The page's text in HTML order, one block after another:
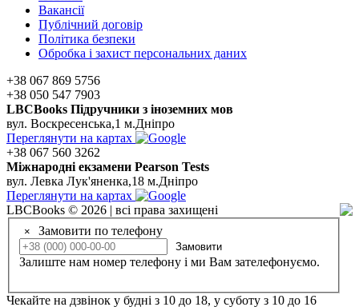
Вакансії
Публічний договір
Політика безпеки
Обробка і захист персональних даних
+38 067 869 5756
+38 050 547 7903
LBCBooks Підручники з іноземних мов
вул. Воскресенська,1 м.Дніпро
Переглянути на картах
+38 067 560 3262
Мiжнароднi екзамени Pearson Tests
вул. Левка Лук'яненка,18 м.Дніпро
Переглянути на картах
LBCBooks © 2026 | всі права захищені
× Замовити по телефону
Замовити
Залиште нам номер телефону і ми Вам зателефонуємо.
Чекайте на дзвінок у будні з 10 до 18, у суботу з 10 до 16